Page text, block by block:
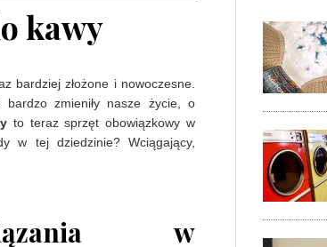
PROMOCYJNE
kupimy taniej?
kawy
bardziej złożone i nowoczesne.
zmieniły nasze życie, o
to teraz sprzęt obowiązkowy w
w tej dziedzinie? Wciągający,
w